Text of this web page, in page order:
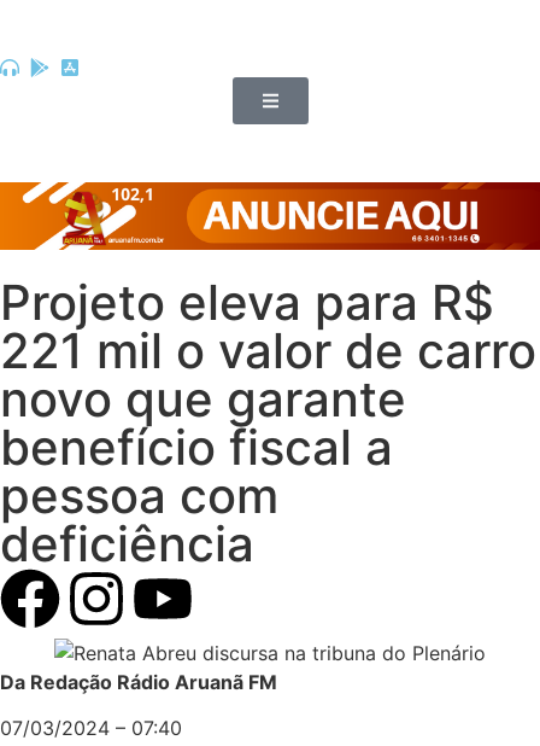
Projeto eleva para R$
221 mil o valor de carro
novo que garante
benefício fiscal a
pessoa com
deficiência
Da Redação Rádio Aruanã FM
07/03/2024 – 07:40